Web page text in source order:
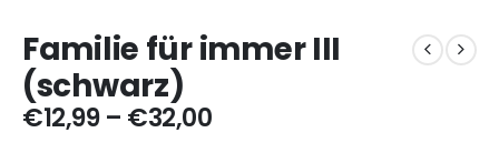
Familie für immer III
(schwarz)
€12,99 – €32,00Preisspanne: